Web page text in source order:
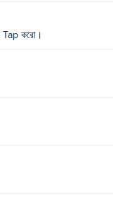
Tap করো।